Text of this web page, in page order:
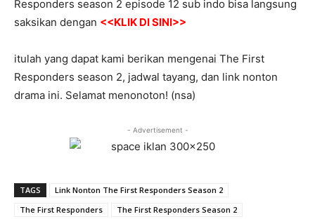
Responders season 2 episode 12 sub indo bisa langsung
saksikan dengan <<KLIK DI SINI>>
itulah yang dapat kami berikan mengenai The First
Responders season 2, jadwal tayang, dan link nonton
drama ini. Selamat menonoton! (nsa)
- Advertisement -
TAGS
Link Nonton The First Responders Season 2
The First Responders
The First Responders Season 2